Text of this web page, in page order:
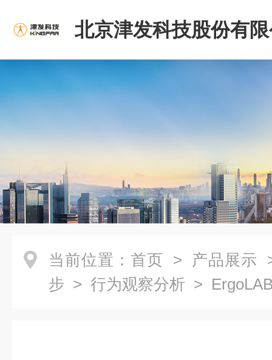
北京津发科技股份有
当前位置： 首页 > 产品展示
步 > 行为观察分析 >